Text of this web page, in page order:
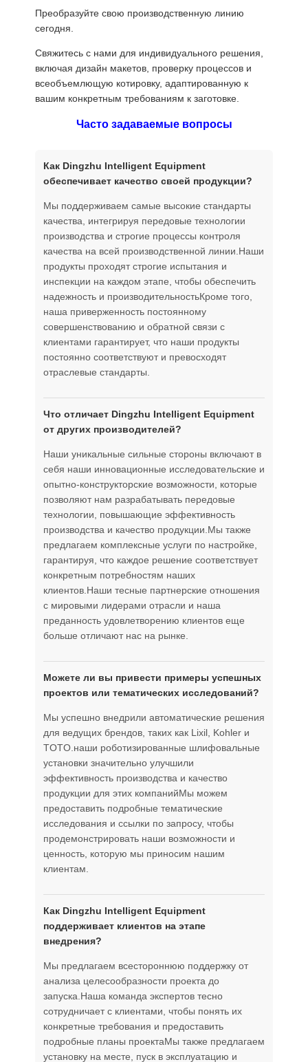
Преобразуйте свою производственную линию
сегодня.
Свяжитесь с нами для индивидуального решения,
включая дизайн макетов, проверку процессов и
всеобъемлющую котировку, адаптированную к
вашим конкретным требованиям к заготовке.
Часто задаваемые вопросы
Как Dingzhu Intelligent Equipment
обеспечивает качество своей продукции?
Мы поддерживаем самые высокие стандарты
качества, интегрируя передовые технологии
производства и строгие процессы контроля
качества на всей производственной линии.Наши
продукты проходят строгие испытания и
инспекции на каждом этапе, чтобы обеспечить
надежность и производительностьКроме того,
наша приверженность постоянному
совершенствованию и обратной связи с
клиентами гарантирует, что наши продукты
постоянно соответствуют и превосходят
отраслевые стандарты.
Что отличает Dingzhu Intelligent Equipment
от других производителей?
Наши уникальные сильные стороны включают в
себя наши инновационные исследовательские и
опытно-конструкторские возможности, которые
позволяют нам разрабатывать передовые
технологии, повышающие эффективность
производства и качество продукции.Мы также
предлагаем комплексные услуги по настройке,
гарантируя, что каждое решение соответствует
конкретным потребностям наших
клиентов.Наши тесные партнерские отношения
с мировыми лидерами отрасли и наша
преданность удовлетворению клиентов еще
больше отличают нас на рынке.
Можете ли вы привести примеры успешных
проектов или тематических исследований?
Мы успешно внедрили автоматические решения
для ведущих брендов, таких как Lixil, Kohler и
TOTO.наши роботизированные шлифовальные
установки значительно улучшили
эффективность производства и качество
продукции для этих компанийМы можем
предоставить подробные тематические
исследования и ссылки по запросу, чтобы
продемонстрировать наши возможности и
ценность, которую мы приносим нашим
клиентам.
Как Dingzhu Intelligent Equipment
поддерживает клиентов на этапе
внедрения?
Мы предлагаем всестороннюю поддержку от
анализа целесообразности проекта до
запуска.Наша команда экспертов тесно
сотрудничает с клиентами, чтобы понять их
конкретные требования и предоставить
подробные планы проектаМы также предлагаем
установку на месте, пуск в эксплуатацию и